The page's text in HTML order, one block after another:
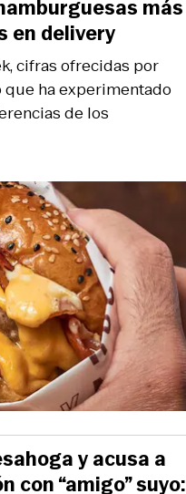
cifras ofrecidas por
ha experimentado
de los
más
en delivery
y acusa a
con “amigo” suyo: